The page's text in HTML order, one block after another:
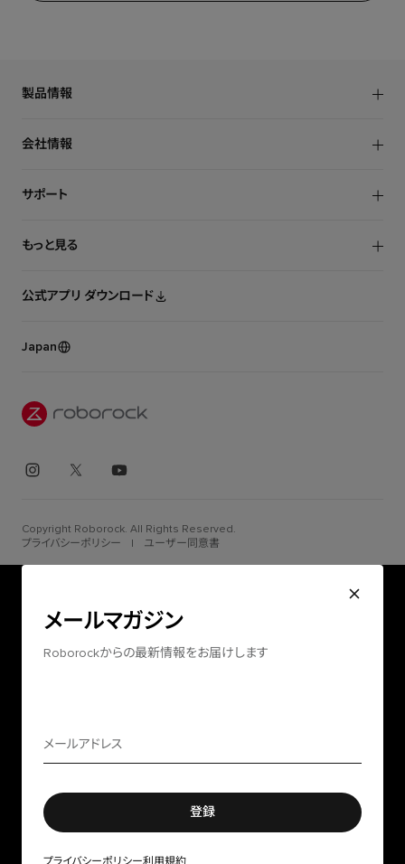
メールマガジン
Roborockからの最新情報をお届けします
登録
製品情報
会社情報
サポート
ユーザー同意書
オンラインストア
もっと見る
公式アプリ ダウンロード
Japan
Copyright Roborock. All Rights Reserved.
プライバシーポリシー
| ユーザー同意書